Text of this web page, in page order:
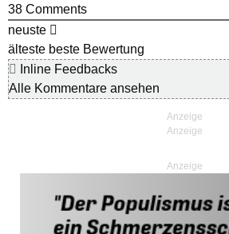
38 Comments
neuste
älteste beste Bewertung
Inline Feedbacks
Alle Kommentare ansehen
Anzeige